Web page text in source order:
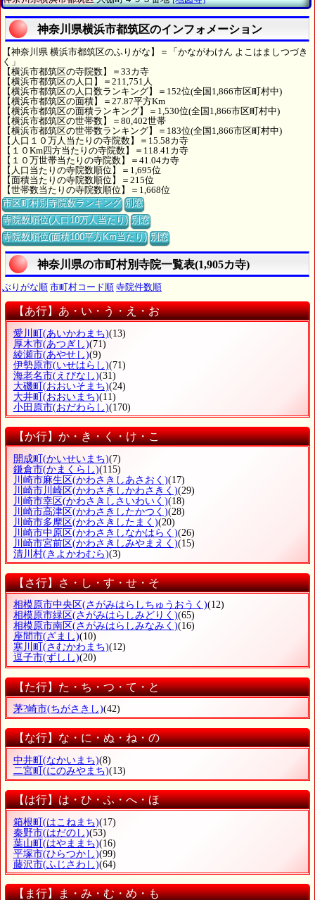
神奈川県横浜市都筑区のインフォメーション
【神奈川県 横浜市都筑区のふりがな】＝「かながわけん よこはましつづき
く」
【横浜市都筑区の寺院数】＝33カ寺
【横浜市都筑区の人口】＝211,751人
【横浜市都筑区の人口数ランキング】＝152位(全国1,866市区町村中)
【横浜市都筑区の面積】＝27.87平方Km
【横浜市都筑区の面積ランキング】＝1,530位(全国1,866市区町村中)
【横浜市都筑区の世帯数】＝80,402世帯
【横浜市都筑区の世帯数ランキング】＝183位(全国1,866市区町村中)
【人口１０万人当たりの寺院数】＝15.58カ寺
【１０Km四方当たりの寺院数】＝118.41カ寺
【１０万世帯当たりの寺院数】＝41.04カ寺
【人口当たりの寺院数順位】＝1,695位
【面積当たりの寺院数順位】＝215位
【世帯数当たりの寺院数順位】＝1,668位
市区町村別寺院数ランキング 別窓
寺院数順位(人口10万人当たり) 別窓
寺院数順位(面積100平方Km当たり) 別窓
神奈川県の市町村別寺院一覧表(1,905カ寺)
ぶりがな順 市町村コード順 寺院件数順
【あ行】あ・い・う・え・お
愛川町 (あいかわまち)(13)
厚木市(あつぎし)(71)
綾瀬市(あやせし)(9)
伊勢原市(いせはらし)(71)
海老名市(えびなし)(31)
大磯町 (おおいそまち)(24)
大井町 (おおいまち)(11)
小田原市(おだわらし)(170)
【か行】か・き・く・け・こ
開成町(かいせいまち)(7)
鎌倉市(かまくらし)(115)
川崎市麻生区(かわさきしあさおく)(17)
川崎市川崎区(かわさきしかわさきく)(29)
川崎市幸区(かわさきしさいわいく)(18)
川崎市高津区(かわさきしたかつく)(28)
川崎市多摩区(かわさきしたまく)(20)
川崎市中原区(かわさきしなかはらく)(26)
川崎市宮前区(かわさきしみやまえく)(15)
清川村(きよかわむら)(3)
【さ行】さ・し・す・せ・そ
相模原市中央区(さがみはらしちゅうおうく)(12)
相模原市緑区(さがみはらしみどりく)(65)
相模原市南区(さがみはらしみなみく)(16)
座間市(ざまし)(10)
寒川町 (さむかわまち)(12)
逗子市(ずしし)(20)
【た行】た・ち・つ・て・と
茅?崎市(ちがさきし)(42)
【な行】な・に・ぬ・ね・の
中井町 (なかいまち)(8)
二宮町 (にのみやまち)(13)
【は行】は・ひ・ふ・へ・ほ
箱根町(はこねまち)(17)
秦野市(はだのし)(53)
葉山町(はやままち)(16)
平塚市(ひらつかし)(99)
藤沢市(ふじさわし)(64)
【ま行】ま・み・む・め・も